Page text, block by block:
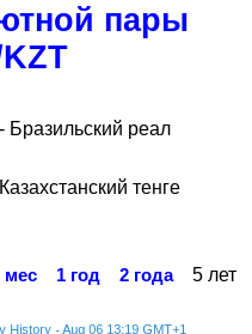
пары
реал
тенге
мес 1 год 2 года 5 лет